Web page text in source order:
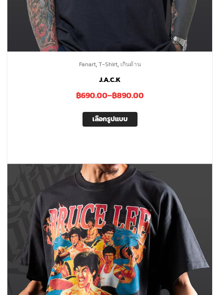
Fanart,T-Shirt, เกินต้าน
J.A.C.K
฿690.00–฿890.00
เลือกรูปแบบ